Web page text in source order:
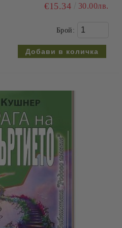
€15.34 30.00лв.
Брой: